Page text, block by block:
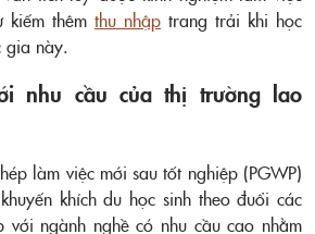
kiếm thêm thu nhập trang trải khi học
gia này.
nhu cầu của thị trường lao
làm việc mới sau tốt nghiệp (PGWP)
khích du học sinh theo đuổi các
với ngành nghề có nhu cầu cao nhằm